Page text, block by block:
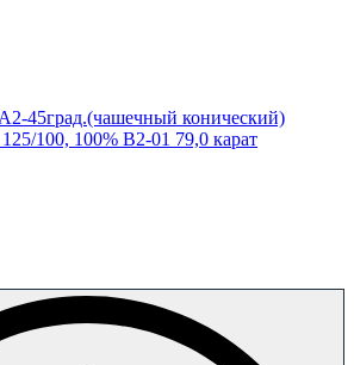
45град.(чашечный конический)
100, 100% В2-01 79,0 карат